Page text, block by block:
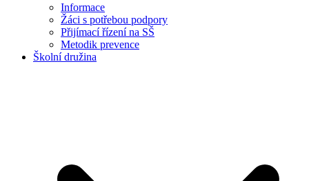
Informace
Žáci s potřebou podpory
Přijímací řízení na SŠ
Metodik prevence
Školní družina